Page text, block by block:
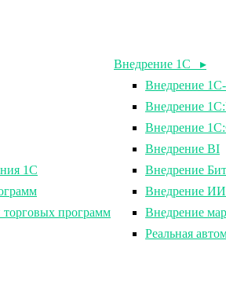
1С
программ
Внедрение 1С ▸
Внедрение
Внедрение
Внедрение
Внедрение BI
Внедрение
Внедрение
Внедрение
Реальная